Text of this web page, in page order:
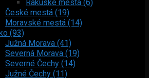
Rakúske mestá (6)
České mestá (19)
Moravské mestá (14)
(93)
Južná Morava (41)
Severná Morava (19)
Severné Čechy (14)
Južné Čechy (11)